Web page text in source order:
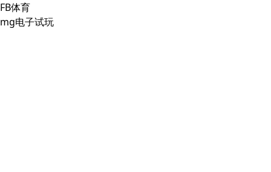
FB体育
mg电子试玩